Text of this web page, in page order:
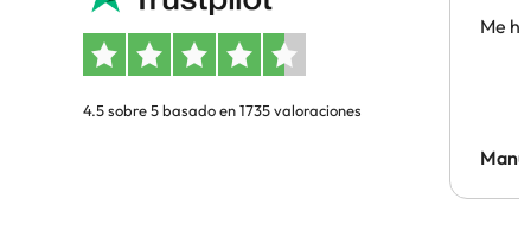
4.5 sobre 5 basado en 1735 valoraciones
Me